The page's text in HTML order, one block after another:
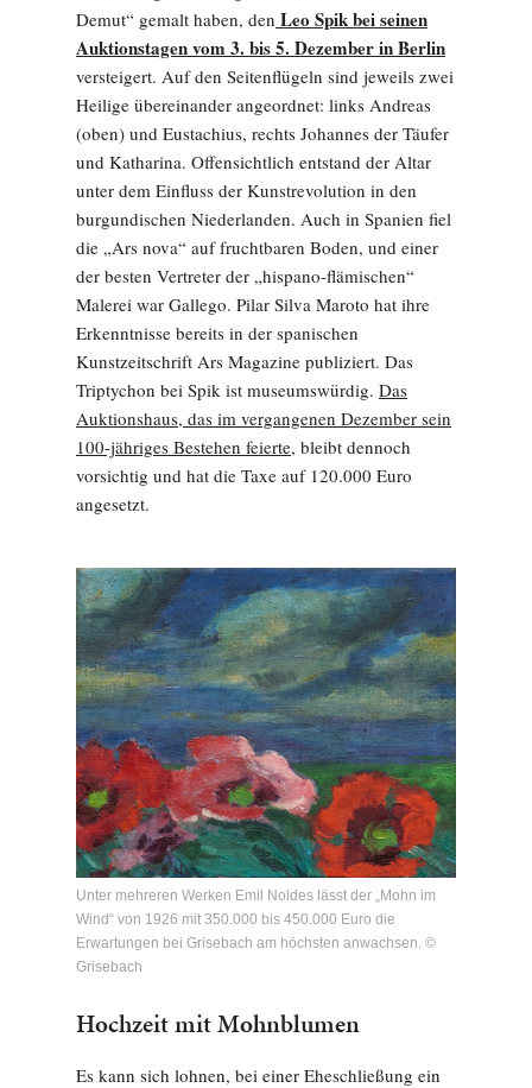
Demut“ gemalt haben, den Leo Spik bei seinen
Auktionstagen vom 3. bis 5. Dezember in Berlin
versteigert. Auf den Seitenflügeln sind jeweils zwei
Heilige übereinander angeordnet: links Andreas
(oben) und Eustachius, rechts Johannes der Täufer
und Katharina. Offensichtlich entstand der Altar
unter dem Einfluss der Kunstrevolution in den
burgundischen Niederlanden. Auch in Spanien fiel
die „Ars nova“ auf fruchtbaren Boden, und einer
der besten Vertreter der „hispano-flämischen“
Malerei war Gallego. Pilar Silva Maroto hat ihre
Erkenntnisse bereits in der spanischen
Kunstzeitschrift Ars Magazine publiziert. Das
Triptychon bei Spik ist museumswürdig. Das
Auktionshaus, das im vergangenen Dezember sein
100-jähriges Bestehen feierte, bleibt dennoch
vorsichtig und hat die Taxe auf 120.000 Euro
angesetzt.
Unter mehreren Werken Emil Noldes lässt der „Mohn im
Wind“ von 1926 mit 350.000 bis 450.000 Euro die
Erwartungen bei Grisebach am höchsten anwachsen. ©
Grisebach
Hochzeit mit Mohnblumen
Es kann sich lohnen, bei einer Eheschließung ein